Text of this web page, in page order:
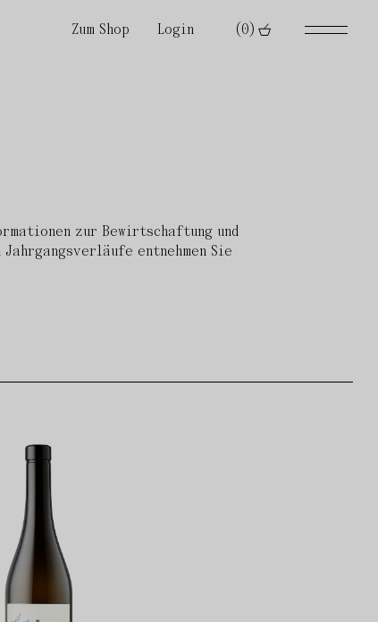
Zum Shop Login (0)
zur Bewirtschaftung und
entnehmen Sie